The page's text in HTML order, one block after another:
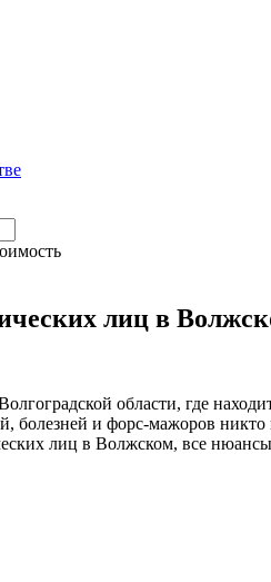
лиц в
области, где
болезней и форс-мажоров никто
лиц в Волжском, все